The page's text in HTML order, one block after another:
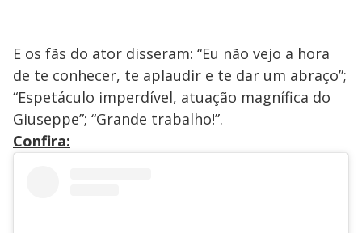
E os fãs do ator disseram: “Eu não vejo a hora
de te conhecer, te aplaudir e te dar um abraço”;
“Espetáculo imperdível, atuação magnífica do
Giuseppe”; “Grande trabalho!”.
Confira: